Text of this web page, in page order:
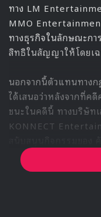
ทาง LM
MMO
ทางธุรกิจในลักษณะกา
สิทธิในสัญญาให้โดยเฉ
นอกจากนี้ตัวแทนทาง
ได้เสนอว่าหลังจากที่ค
ชนะในคดีนี้ ทางบริษัท
KONNECT
เดียวกัน